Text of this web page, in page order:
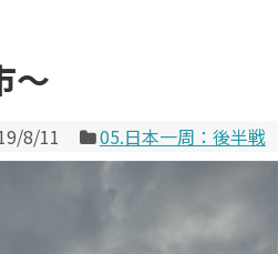
～
8/11 05.日本一周：後半戦